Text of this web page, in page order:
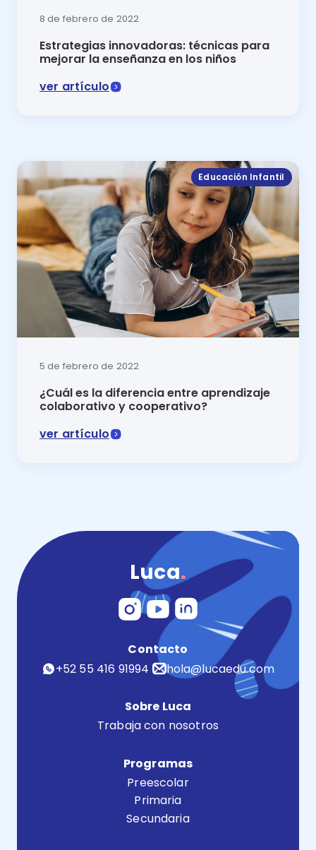
8 de febrero de 2022
Estrategias innovadoras: técnicas para
mejorar la enseñanza en los niños
ver artículo
Educación Infantil
5 de febrero de 2022
¿Cuál es la diferencia entre aprendizaje
colaborativo y cooperativo?
ver artículo
Luca.
Contacto
+52 55 416 91994
hola@lucaedu.com
Sobre Luca
Trabaja con nosotros
Programas
Preescolar
Primaria
Secundaria